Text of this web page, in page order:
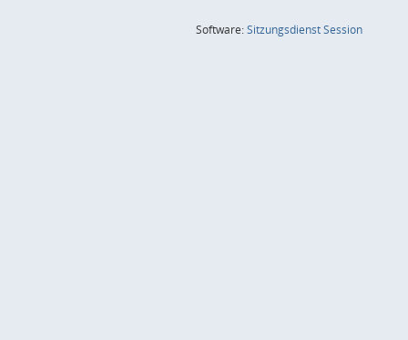
Software:SitzungsdienstSession(Wird in